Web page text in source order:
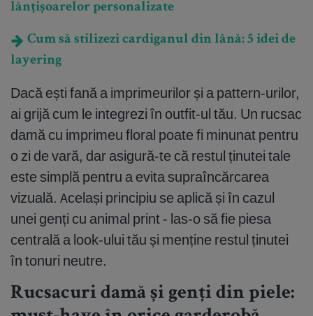
lănțișoarelor personalizate
Cum să stilizezi cardiganul din lână: 5 idei de
layering
Dacă ești fană a imprimeurilor și a pattern-urilor,
ai grijă cum le integrezi în outfit-ul tău. Un rucsac
damă cu imprimeu floral poate fi minunat pentru
o zi de vară, dar asigură-te că restul ținutei tale
este simplă pentru a evita supraîncărcarea
vizuală. Același principiu se aplică și în cazul
unei genți cu animal print - las-o să fie piesa
centrală a look-ului tău și menține restul ținutei
în tonuri neutre.
Rucsacuri damă și genți din piele: